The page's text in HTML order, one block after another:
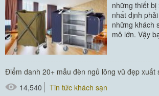
những thiết bị
nhất định
những khách
mô lớn. Vậy
#xe chở đồ
Điểm danh 20+ mẫu đèn ngủ lông vũ đẹp xuất
14,540
Tin tức khách sạn